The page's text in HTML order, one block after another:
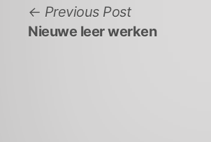
Bericht
navigatie
Previous PostPrevious
post:
Nieuwe leer werken